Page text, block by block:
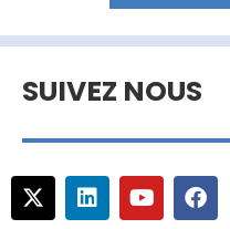
SUIVEZ NOUS